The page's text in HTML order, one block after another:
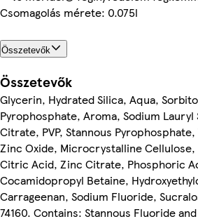
Csomagolás mérete: 0.075l
Összetevők
Összetevők
Glycerin, Hydrated Silica, Aqua,
Pyrophosphate, Aroma, Sodium Lauryl
Citrate, PVP, Stannous
Zinc Oxide, Microcrystalline Cellulose,
Citric Acid, Zinc Citrate, Phosphoric
Cocamidopropyl Betaine,
Carrageenan, Sodium Fluoride,
74160. Contains: Stannous Fluoride